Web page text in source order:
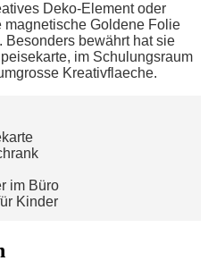
Deko-Element oder
magnetische Goldene Folie
Besonders bewährt hat sie
im Schulungsraum
Kreativflaeche.
im Büro
Kinder